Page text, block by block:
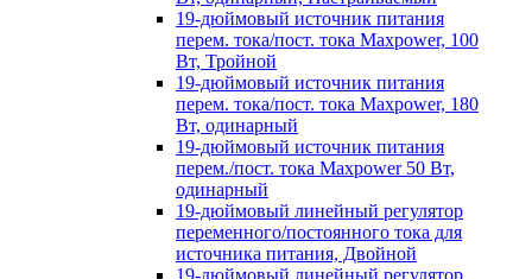
19-дюймовый источник питания
перем. тока/пост. тока Maxpower, 100
Вт, Тройной
19-дюймовый источник питания
перем. тока/пост. тока Maxpower, 180
Вт, одинарный
19-дюймовый источник питания
перем./пост. тока Maxpower 50 Вт,
одинарный
19-дюймовый линейный регулятор
переменного/постоянного тока для
источника питания, Двойной
19-дюймовый линейный регулятор